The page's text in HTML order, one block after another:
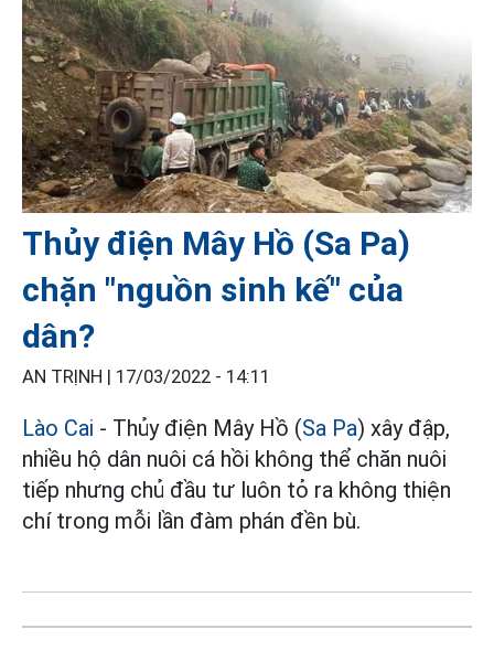
Thủy điện Mây Hồ (Sa Pa)
chặn "nguồn sinh kế" của
dân?
AN TRỊNH | 17/03/2022 - 14:11
Lào Cai - Thủy điện Mây Hồ (Sa Pa) xây đập,
nhiều hộ dân nuôi cá hồi không thể chăn nuôi
tiếp nhưng chủ đầu tư luôn tỏ ra không thiện
chí trong mỗi lần đàm phán đền bù.